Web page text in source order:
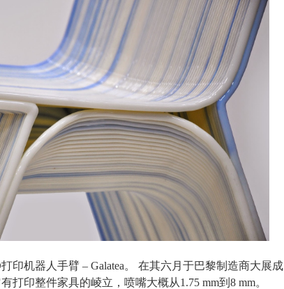
打印机器人手臂 – Galatea。 在其六月于巴黎制造商大展成
打印整件家具的崚立，喷嘴大概从1.75 mm到 8 mm。